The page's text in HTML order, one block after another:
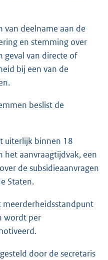
van deelname aan de
en stemming over
geval van directe of
bij een van de
beslist de
uiterlijk binnen 18
het aanvraagtijdvak, een
de subsidieaanvragen
Staten.
meerderheidsstandpunt
wordt per
door de secretaris